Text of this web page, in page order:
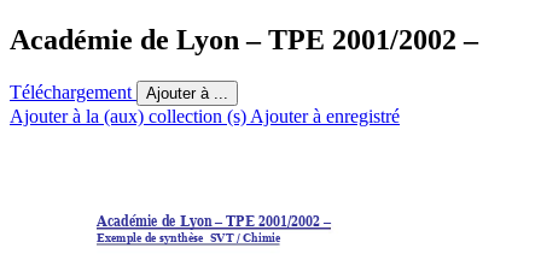
Académie de Lyon – TPE 2001/2002 –
Téléchargement Ajouter à ...
Ajouter à la (aux) collection (s) Ajouter à enregistré
Académie de Lyon – TPE 2001/2002 –
Exemple de synthèse  SVT / Chimie